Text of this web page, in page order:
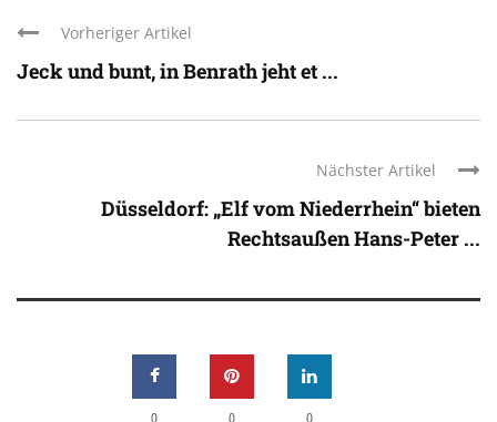
Vorheriger Artikel
Jeck und bunt, in Benrath jeht et ...
Nächster Artikel
Düsseldorf: „Elf vom Niederrhein“ bieten
Rechtsaußen Hans-Peter ...
0 0 0